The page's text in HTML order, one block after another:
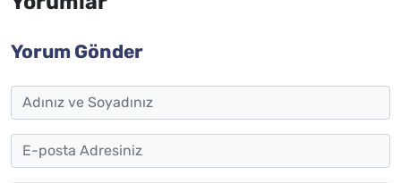
Yorum Gönder